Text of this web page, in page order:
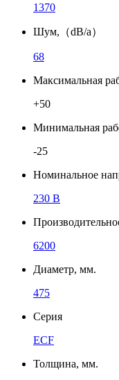
1370
Шум,（dB/a）
68
Максимальная
+50
Минимальная
-25
Номинальное
230 В
6200
Диаметр, мм.
475
Серия
ECF
Толщина, мм.